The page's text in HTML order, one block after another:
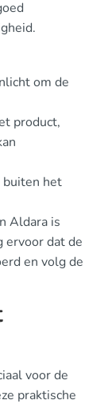
om de
product,
buiten het
Aldara is
ervoor dat de
en volg de
voor de
praktische